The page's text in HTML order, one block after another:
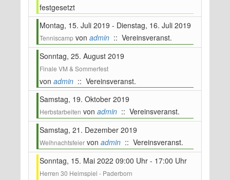
festgesetzt
Montag, 15. Juli 2019 - Dienstag, 16. Juli 2019
Tenniscamp von admin :: Vereinsveranst.
Sonntag, 25. August 2019
Finale VM & Sommerfest
von admin :: Vereinsveranst.
Samstag, 19. Oktober 2019
Herbstarbeiten von admin :: Vereinsveranst.
Samstag, 21. Dezember 2019
Weihnachtsfeier von admin :: Vereinsveranst.
Sonntag, 15. Mai 2022 09:00 Uhr - 17:00 Uhr
Herren 30 Heimspiel - Paderborn